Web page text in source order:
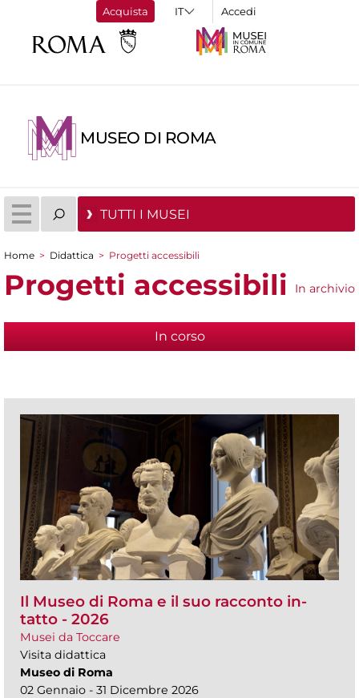
Acquista Accedi
MUSEO DI ROMA
TUTTI I MUSEI
Tu sei qui
Home > Didattica > Progetti accessibili
Progetti accessibili In archivio
In corso(scheda attiva)
Il Museo di Roma e il suo racconto in-
tatto - 2026
Musei da Toccare
Visita didattica
Museo di Roma
02 Gennaio - 31 Dicembre 2026